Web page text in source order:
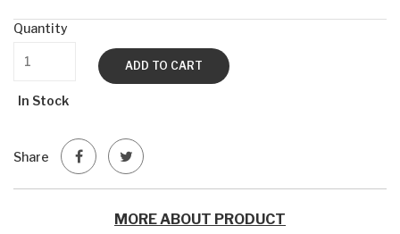
Quantity
ADD TO CART
In Stock
Share
MORE ABOUT PRODUCT